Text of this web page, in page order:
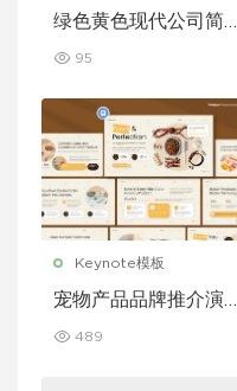
绿色黄色现代公司简介
95
Keynote模板
宠物产品品牌推介演示
e 模板
489